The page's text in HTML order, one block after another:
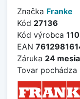
Značka Franke
Kód 27136
Kód výrobca
EAN
Záruka 24
Tovar